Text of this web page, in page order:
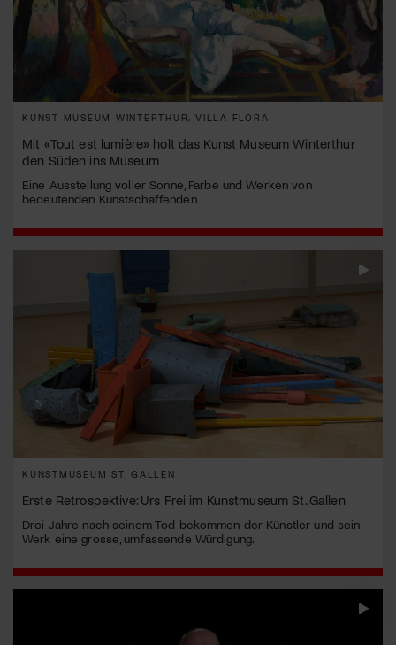
KUNST MUSEUM WINTERTHUR, VILLA FLORA
Mit «Tout est lumière» holt das Kunst Museum Winterthur
den Süden ins Museum
Eine Ausstellung voller Sonne, Farbe und Werken von
bedeutenden Kunstschaffenden
KUNSTMUSEUM ST. GALLEN
Erste Retrospektive: Urs Frei im Kunstmuseum St. Gallen
Drei Jahre nach seinem Tod bekommen der Künstler und sein
Werk eine grosse, umfassende Würdigung.